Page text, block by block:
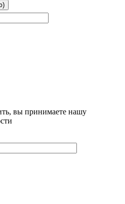
вы принимаете нашу